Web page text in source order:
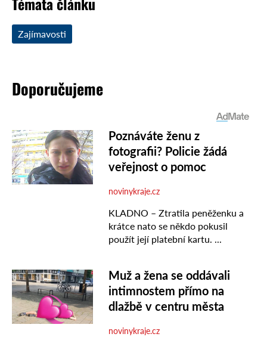
Zajímavosti
Doporučujeme